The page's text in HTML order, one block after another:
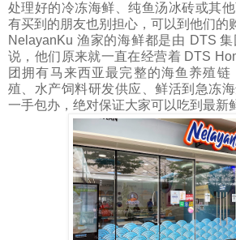
处理好的冷冻海鲜、纯鱼汤冰砖或其
有买到的朋友也别担心，可以到他们的
NelayanKu 渔家的海鲜都是由 DTS
说，他们原来就一直在经营着 DTS
团拥有马来西亚最完整的海鱼养殖
殖、水产饲料研发供应、鲜活到急冻
一手包办，绝对保证大家可以吃到最新